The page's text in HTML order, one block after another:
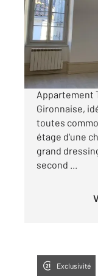
530 €
par mois
Appartement
Gironnaise,
toutes
étage d'une
grand
second ...
Exclusivité